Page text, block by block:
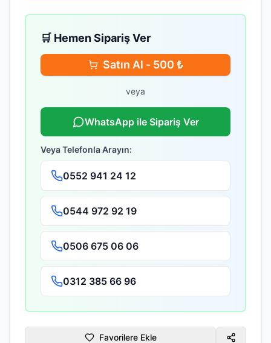
🛒 Hemen Sipariş Ver
Satın Al - 500 ₺
veya
WhatsApp ile Sipariş Ver
Veya Telefonla Arayın:
0552 941 24 12
0544 972 92 19
0506 675 06 06
0312 385 66 96
Favorilere Ekle